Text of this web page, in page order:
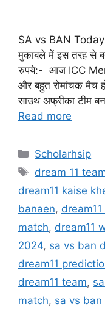
SA vs BAN
मुकाबले में इस तरह से
रुपये:- आज ICC
और बहुत रोमांचक मैच
साउथ अफ्रीका टीम
Read more
Categories
Scholarhsip
Tags
dream 11
dream11 kaise
banaen,
match, dream11
2024, sa vs ban
dream11
dream11 team,
match, sa vs ban